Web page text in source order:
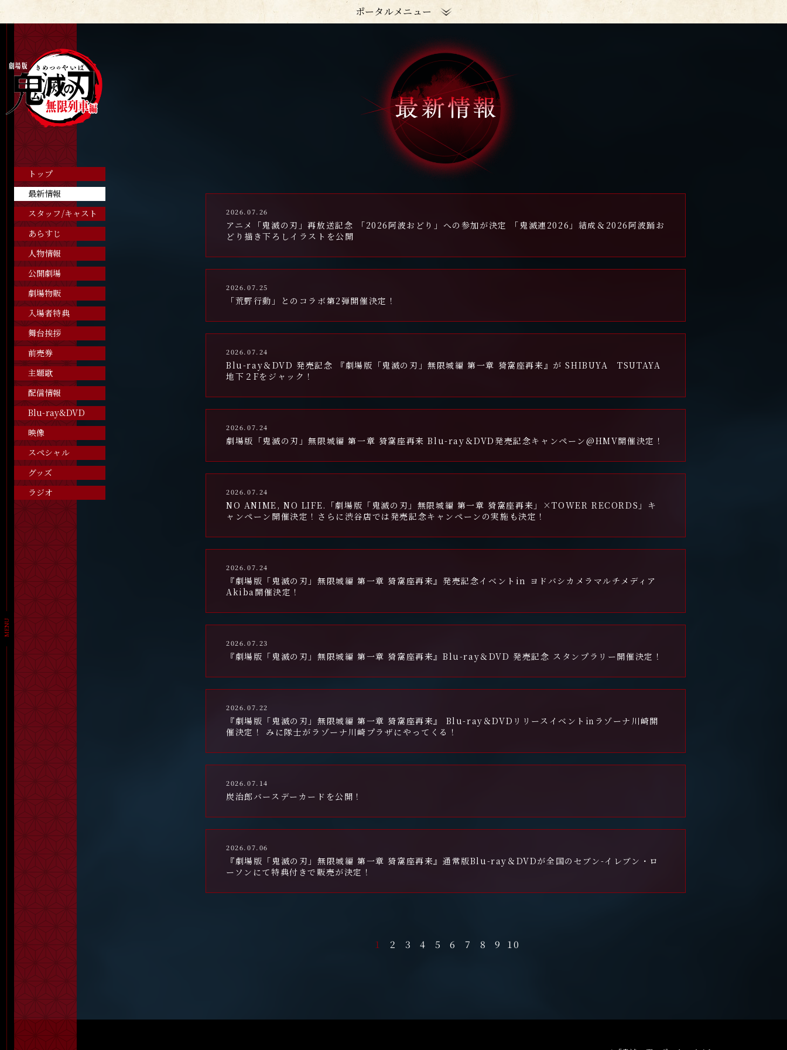
ポータルメニュー
MENU
トップ
最新情報
スタッフ/キャスト
あらすじ
人物情報
公開劇場
劇場物販
入場者特典
舞台挨拶
前売券
主題歌
配信情報
Blu-ray&DVD
映像
スペシャル
グッズ
ラジオ
2026.07.26
アニメ「鬼滅の刃」再放送記念 「2026阿波おどり」への参加が決定 「鬼滅連2026」結成＆2026阿波踊お
どり描き下ろしイラストを公開
2026.07.25
「荒野行動」とのコラボ第2弾開催決定！
2026.07.24
Blu-ray＆DVD 発売記念 『劇場版「鬼滅の刃」無限城編 第一章 猗窩座再来』が SHIBUYA TSUTAYA
地下２Fをジャック！
2026.07.24
劇場版「鬼滅の刃」無限城編 第一章 猗窩座再来 Blu-ray＆DVD発売記念キャンペーン@HMV開催決定！
2026.07.24
NO ANIME, NO LIFE.「劇場版「鬼滅の刃」無限城編 第一章 猗窩座再来」×TOWER RECORDS」キ
ャンペーン開催決定！さらに渋谷店では発売記念キャンペーンの実施も決定！
2026.07.24
『劇場版「鬼滅の刃」無限城編 第一章 猗窩座再来』発売記念イベントin ヨドバシカメラマルチメディア
Akiba開催決定！
2026.07.23
『劇場版「鬼滅の刃」無限城編 第一章 猗窩座再来』Blu-ray＆DVD 発売記念 スタンプラリー開催決定！
2026.07.22
『劇場版「鬼滅の刃」無限城編 第一章 猗窩座再来』 Blu-ray＆DVDリリースイベント㏌ラゾーナ川崎開
催決定！ みに隊士がラゾーナ川崎プラザにやってくる！
2026.07.14
炭治郎バースデーカードを公開！
2026.07.06
『劇場版「鬼滅の刃」無限城編 第一章 猗窩座再来』通常版Blu-ray＆DVDが全国のセブン-イレブン・ロ
ーソンにて特典付きで販売が決定！
1 2 3 4 5 6 7 8 9 10